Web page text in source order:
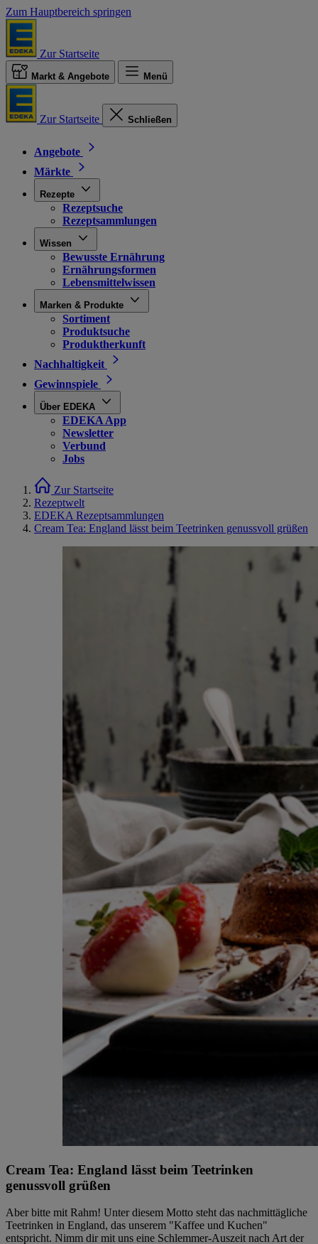
Zum Hauptbereich springen
Zur Startseite
Markt & Angebote Menü
Zur Startseite Schließen
Angebote
Märkte
Rezepte
Rezeptsuche
Rezeptsammlungen
Wissen
Bewusste Ernährung
Ernährungsformen
Lebensmittelwissen
Marken & Produkte
Sortiment
Produktsuche
Produktherkunft
Nachhaltigkeit
Gewinnspiele
Über EDEKA
EDEKA App
Newsletter
Verbund
Jobs
Zur Startseite
Rezeptwelt
EDEKA Rezeptsammlungen
Cream Tea: England lässt beim Teetrinken genussvoll grüßen
Cream Tea: England lässt beim Teetrinken
genussvoll grüßen
Aber bitte mit Rahm! Unter diesem Motto steht das nachmittägliche
Teetrinken in England, das unserem "Kaffee und Kuchen"
entspricht. Nimm dir mit uns eine Schlemmer-Auszeit nach Art der